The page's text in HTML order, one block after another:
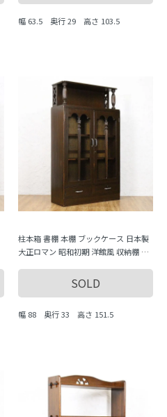
幅 63.5 奥行 29 高さ 103.5
柱本箱 書棚 本棚 ブックケース 日本製
大正ロマン 昭和初期 洋館風 収納棚 キ
SOLD
幅 88 奥行 33 高さ 151.5